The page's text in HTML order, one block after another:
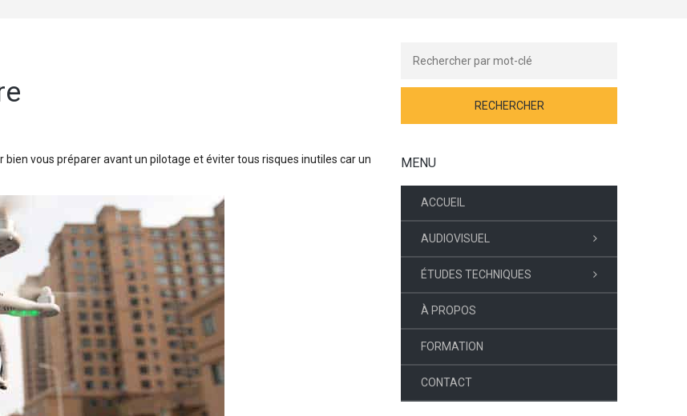
vous préparer avant un pilotage et éviter tous risques inutiles car un
MENU
ACCUEIL
AUDIOVISUEL
ÉTUDES TECHNIQUES
À PROPOS
FORMATION
CONTACT